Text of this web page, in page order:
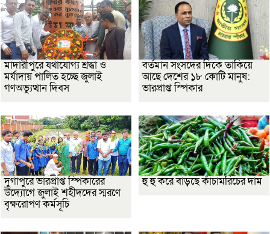
মাদারীপুরে যথাযোগ্য শ্রদ্ধা ও
মর্যাদায় পালিত হচ্ছে জুলাই
গণঅভ্যুত্থান দিবস
বর্তমান সংসদের দিকে তাকিয়ে
আছে দেশের ১৮ কোটি মানুষ:
ভারপ্রাপ্ত স্পিকার
দুর্গাপুরে ভারপ্রাপ্ত স্পিকারের
উদ্যোগে জুলাই শহীদদের স্মরণে
বৃক্ষরোপণ কর্মসূচি
হু হু করে বাড়ছে কাঁচামরিচের দাম